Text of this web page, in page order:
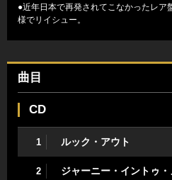
●近年日本で再発されてこなかったレ
様でリイシュー。
曲目
CD
1 ルック・アウト
2 ジャーニー・イントゥ・